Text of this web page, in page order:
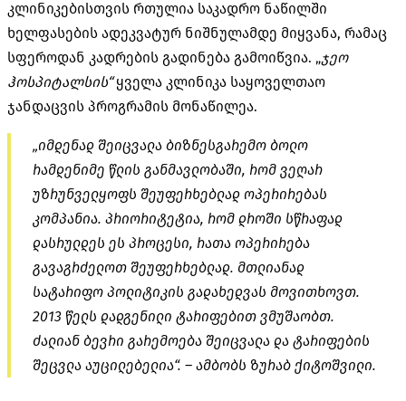
კლინიკებისთვის რთულია საკადრო ნაწილში
ხელფასების ადეკვატურ ნიშნულამდე მიყვანა, რამაც
სფეროდან კადრების გადინება გამოიწვია. „ჯეო
ჰოსპიტალსის“ყველა კლინიკა საყოველთაო
ჯანდაცვის პროგრამის მონაწილეა.
„იმდენად შეიცვალა ბიზნესგარემო ბოლო
რამდენიმე წლის განმავლობაში, რომ ვეღარ
უზრუნველყოფს შეუფერხებლად ოპერირებას
კომპანია. პრიორიტეტია, რომ დროში სწრაფად
დასრულდეს ეს პროცესი, რათა ოპერირება
გავაგრძელოთ შეუფერხებლად. მთლიანად
სატარიფო პოლიტიკის გადახედვას მოვითხოვთ.
2013 წელს დადგენილი ტარიფებით ვმუშაობთ.
ძალიან ბევრი გარემოება შეიცვალა და ტარიფების
შეცვლა აუცილებელია“. – ამბობს ზურაბ ქიტოშვილი.